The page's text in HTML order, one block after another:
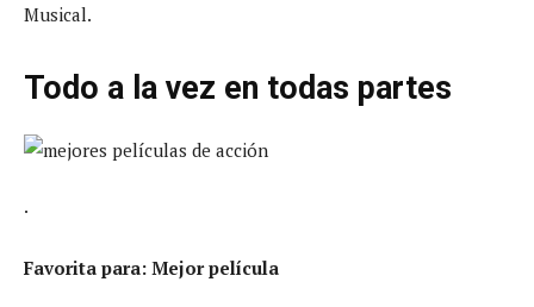
Musical.
Todo a la vez en todas partes
.
Favorita para: Mejor película